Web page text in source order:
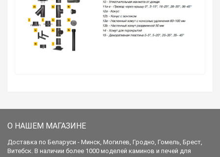
О НАШЕМ МАГАЗИНЕ
Доставка по Беларуси - Минск, Могилев, Гродно, Гомель, Брест,
Витебск. В наличии более 1000 моделей каминов и печей для